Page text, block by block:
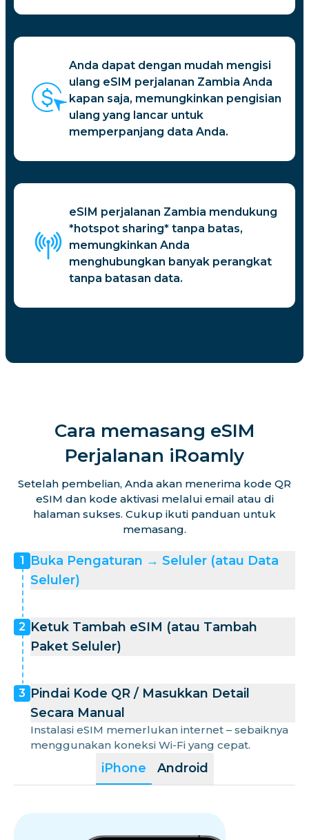
Anda dapat dengan mudah mengisi
ulang eSIM perjalanan Zambia Anda
kapan saja, memungkinkan pengisian
ulang yang lancar untuk
memperpanjang data Anda.
eSIM perjalanan Zambia mendukung
*hotspot sharing* tanpa batas,
memungkinkan Anda
menghubungkan banyak perangkat
tanpa batasan data.
Cara memasang eSIM
Perjalanan iRoamly
Setelah pembelian, Anda akan menerima kode QR
eSIM dan kode aktivasi melalui email atau di
halaman sukses. Cukup ikuti panduan untuk
memasang.
iPhone Android
1
Buka Pengaturan → Seluler (atau Data
Seluler)
2 Ketuk Tambah eSIM (atau Tambah
Paket Seluler)
3 Pindai Kode QR / Masukkan Detail
Secara Manual
Instalasi eSIM memerlukan internet – sebaiknya
menggunakan koneksi Wi-Fi yang cepat.